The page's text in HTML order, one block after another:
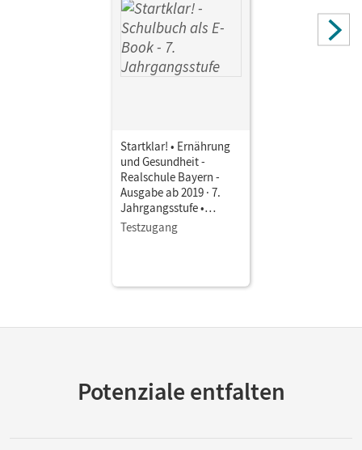
Startklar! • Ernährung
und Gesundheit -
Realschule Bayern -
Ausgabe ab 2019 · 7.
Jahrgangsstufe •
Schulbuch als E-Book
Testzugang
Potenziale entfalten